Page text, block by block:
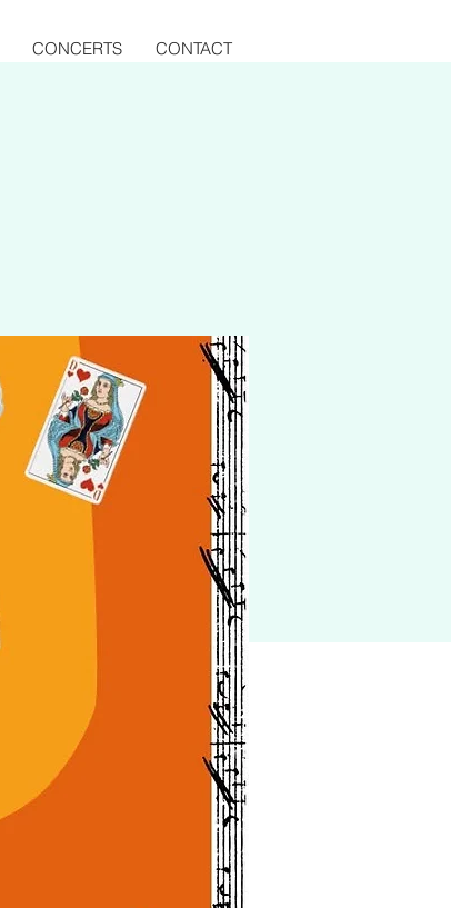
CONCERTS CONTACT